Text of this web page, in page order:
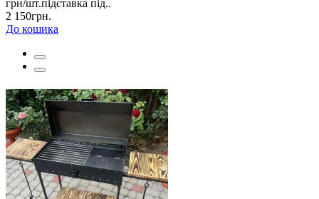
грн/шт.підставка під..
2 150грн.
До кошика